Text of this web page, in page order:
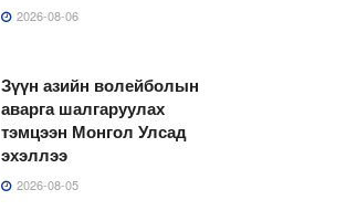
2026-08-06
Зүүн азийн волейболын
аварга шалгаруулах
тэмцээн Монгол Улсад
эхэллээ
2026-08-05